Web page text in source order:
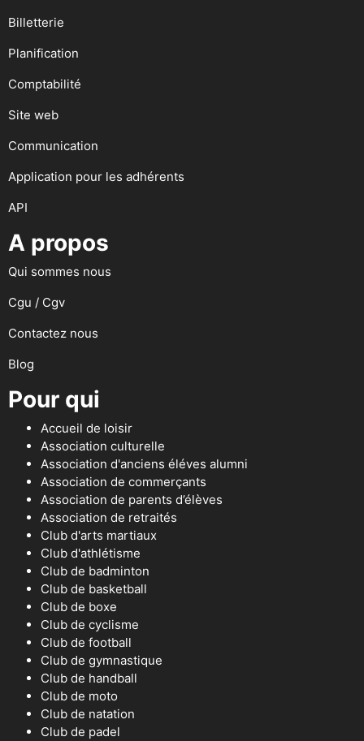
Billetterie
Planification
Comptabilité
Site web
Communication
Application pour les adhérents
API
A propos
Qui sommes nous
Cgu / Cgv
Contactez nous
Blog
Pour qui
Accueil de loisir
Association culturelle
Association d'anciens éléves alumni
Association de commerçants
Association de parents d’élèves
Association de retraités
Club d'arts martiaux
Club d'athlétisme
Club de badminton
Club de basketball
Club de boxe
Club de cyclisme
Club de football
Club de gymnastique
Club de handball
Club de moto
Club de natation
Club de padel